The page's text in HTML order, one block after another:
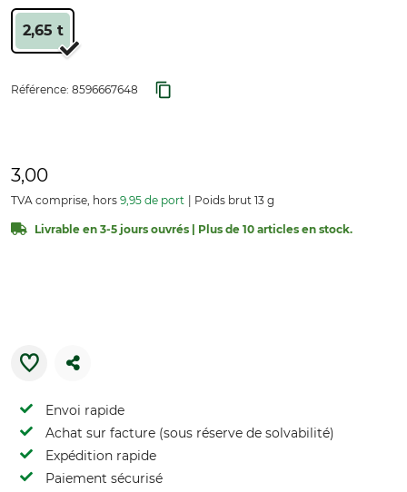
2,65 t
Référence: 8596667648
3,00
TVA comprise, hors 9,95 de port Poids brut 13 g
Livrable en 3-5 jours ouvrés | Plus de 10 articles en stock.
Envoi rapide
Achat sur facture (sous réserve de solvabilité)
Expédition rapide
Paiement sécurisé